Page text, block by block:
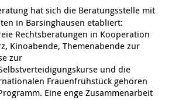
Schneiderberg
Schweriner Straße /
Sylter Weg
hat sich die Beratungsstelle mit
in Barsinghausen etabliert:
Rechtsberatungen in Kooperation
Kinoabende, Themenabende zur
zur
und die
Frauenfrühstück gehören
Eine enge Zusammenarbeit